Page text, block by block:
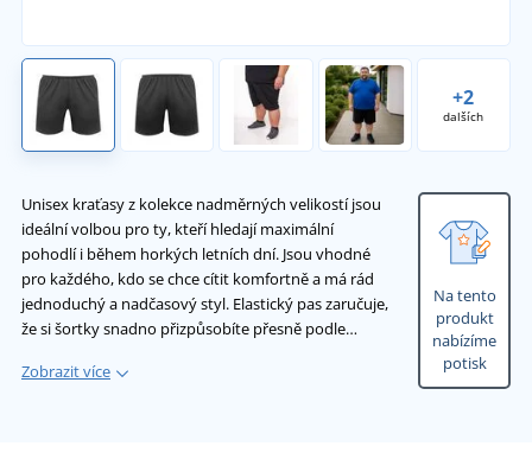
+2
dalších
Unisex kraťasy z kolekce nadměrných velikostí jsou
ideální volbou pro ty, kteří hledají maximální
pohodlí i během horkých letních dní. Jsou vhodné
pro každého, kdo se chce cítit komfortně a má rád
jednoduchý a nadčasový styl. Elastický pas zaručuje,
že si šortky snadno přizpůsobíte přesně podle…
Zobrazit více
Na tento
produkt
nabízíme
potisk